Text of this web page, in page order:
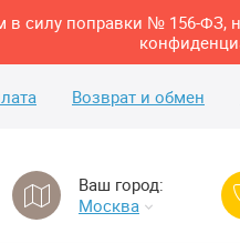
в силу поправки № 156-
Возврат и обмен
Ваш город:
Москва